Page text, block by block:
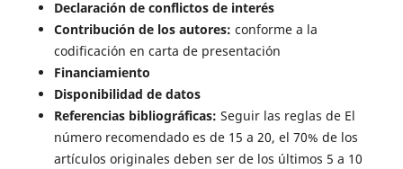
Declaración de conflictos de interés
Contribución de los autores: conforme a la
codificación en carta de presentación
Financiamiento
Disponibilidad de datos
Referencias bibliográficas: Seguir las reglas de El
número recomendado es de 15 a 20, el 70% de los
artículos originales deben ser de los últimos 5 a 10